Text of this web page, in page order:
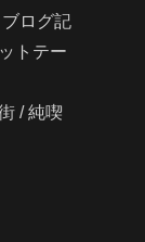
ブログ記
トテー
/ 純喫